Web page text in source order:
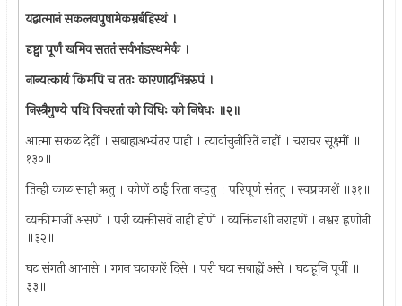
यद्वात्मानं सकलवपुषामेकम्नर्बहिस्थं ।
दृष्ट्वा पूर्णं खमिव सततं सर्वभांडस्थमेर्क ।
नान्यत्कार्य किमपि च ततः कारणादभिन्नरुपं ।
निस्त्रैगुण्ये पथि विचरतां को विधिः को निषेधः ॥२॥
आत्मा सकळ देहीं । सबाह्यअभ्यंतर पाही । त्यावांचुनीरितें नाहीं । चराचर सूक्ष्मीं ॥
१३०॥
तिन्ही काळ साही ऋतु । कोणें ठाईं रिता नव्हतु । परिपूर्ण संततु । स्वप्रकाशें ॥३१॥
व्यक्तीमाजीं असणें । परी व्यक्तीसवें नाही होणें । व्यक्तिनाशी नराहणें । नश्वर ह्नणोनी
॥३२॥
घट संगती आभासे । गगन घटाकारें दिसे । परी घटा सबाह्यें असे । घटाहूनि पूर्वी ॥
३३॥